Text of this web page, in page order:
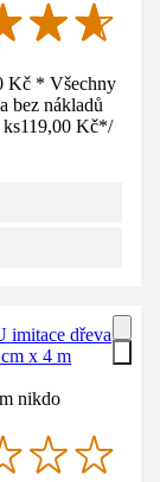
Kč * Všechny
bez nákladů
ks119,00 Kč*/
imitace dřeva
x 4 m
nikdo